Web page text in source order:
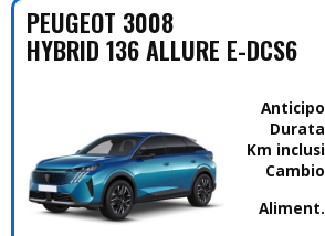
PEUGEOT 3008
HYBRID 136 ALLURE E-DCS6
Anticipo
Durata
Km inclusi
Cambio
Alimentazione